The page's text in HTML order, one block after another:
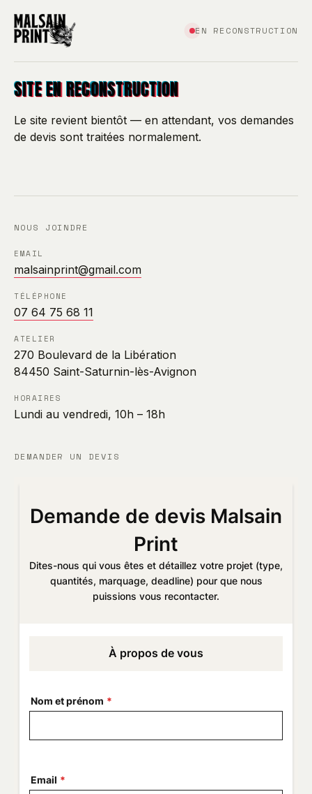
EN RECONSTRUCTION
SITE EN RECONSTRUCTION
Le site revient bientôt — en attendant, vos demandes
de devis sont traitées normalement.
NOUS JOINDRE
EMAIL
malsainprint@gmail.com
TÉLÉPHONE
07 64 75 68 11
ATELIER
270 Boulevard de la Libération
84450 Saint-Saturnin-lès-Avignon
HORAIRES
Lundi au vendredi, 10h – 18h
DEMANDER UN DEVIS